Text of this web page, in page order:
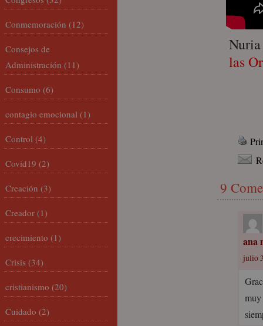
las
9
ana
julio
muy
Conmemoración (12)
Consejos de
Administración (11)
Consumo (6)
contagio emocional (1)
Control (4)
Covid19 (2)
Creación (3)
Creador (1)
crecimiento (1)
Crisis (34)
cristianismo (20)
Cuidado (2)